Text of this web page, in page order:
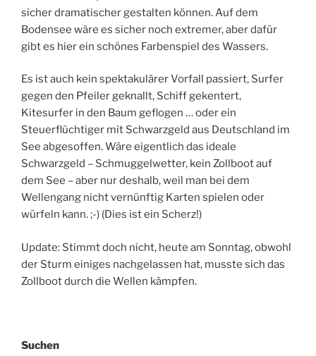
sicher dramatischer gestalten können. Auf dem
Bodensee wäre es sicher noch extremer, aber dafür
gibt es hier ein schönes Farbenspiel des Wassers.
Es ist auch kein spektakulärer Vorfall passiert, Surfer
gegen den Pfeiler geknallt, Schiff gekentert,
Kitesurfer in den Baum geflogen … oder ein
Steuerflüchtiger mit Schwarzgeld aus Deutschland im
See abgesoffen. Wäre eigentlich das ideale
Schwarzgeld – Schmuggelwetter, kein Zollboot auf
dem See – aber nur deshalb, weil man bei dem
Wellengang nicht vernünftig Karten spielen oder
würfeln kann. ;-) (Dies ist ein Scherz!)
Update: Stimmt doch nicht, heute am Sonntag, obwohl
der Sturm einiges nachgelassen hat, musste sich das
Zollboot durch die Wellen kämpfen.
Suchen